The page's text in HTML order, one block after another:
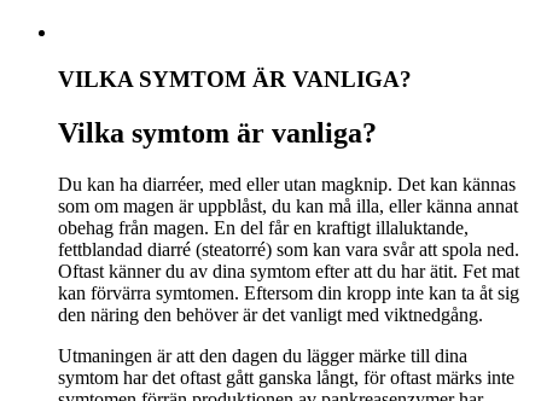
VILKA SYMTOM ÄR VANLIGA?
Vilka symtom är vanliga?
Du kan ha diarréer, med eller utan magknip. Det kan kännas
som om magen är uppblåst, du kan må illa, eller känna annat
obehag från magen. En del får en kraftigt illaluktande,
fettblandad diarré (steatorré) som kan vara svår att spola ned.
Oftast känner du av dina symtom efter att du har ätit. Fet mat
kan förvärra symtomen. Eftersom din kropp inte kan ta åt sig
den näring den behöver är det vanligt med viktnedgång.
Utmaningen är att den dagen du lägger märke till dina
symtom har det oftast gått ganska långt, för oftast märks inte